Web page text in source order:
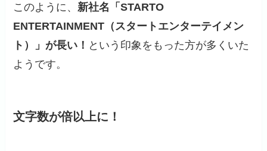
このように、 新社名「STARTO
ENTERTAINMENT（スタートエンターテイメン
ト）」が長い！ という印象をもった方が多くいた
ようです。
文字数が倍以上に！